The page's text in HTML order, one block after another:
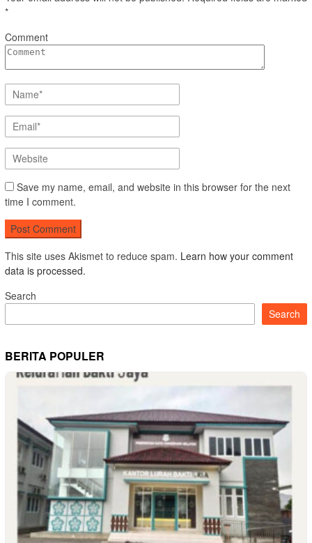
*
Comment
Save my name, email, and website in this browser for the next
time I comment.
This site uses Akismet to reduce spam. Learn how your comment
data is processed.
Search
Search
BERITA POPULER